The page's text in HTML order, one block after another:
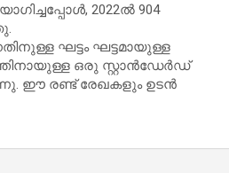
2022ല്‍ 904
ഘട്ടം ഘട്ടമായുള്ള
ഒരു സ്റ്റാന്‍ഡേര്‍ഡ്
ഈ രണ്ട് രേഖകളും ഉടന്‍